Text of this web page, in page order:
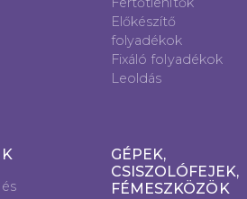
Előkészítő
folyadékok
Fixáló folyadékok
Leoldás
GÉPEK,
CSISZOLÓFEJEK,
FÉMESZKÖZÖK